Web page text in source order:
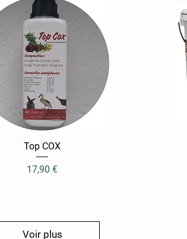
Aperçu rapide
Top COX
Prix
17,90 €
Voir plus